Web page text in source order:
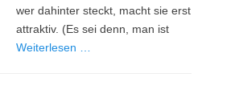
wer dahinter steckt, macht sie erst
attraktiv. (Es sei denn, man ist
Weiterlesen …